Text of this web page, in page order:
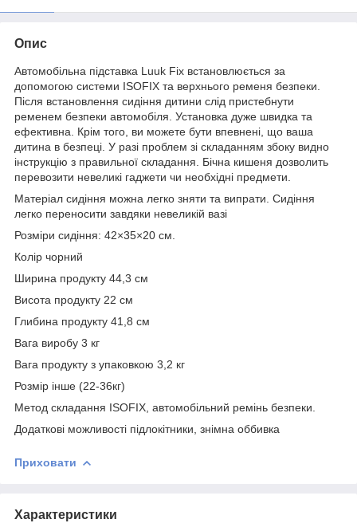
Опис
Автомобільна підставка Luuk Fix встановлюється за
допомогою системи ISOFIX та верхнього ременя безпеки.
Після встановлення сидіння дитини слід пристебнути
ременем безпеки автомобіля. Установка дуже швидка та
ефективна. Крім того, ви можете бути впевнені, що ваша
дитина в безпеці. У разі проблем зі складанням збоку видно
інструкцію з правильної складання. Бічна кишеня дозволить
перевозити невеликі гаджети чи необхідні предмети.
Матеріал сидіння можна легко зняти та випрати. Сидіння
легко переносити завдяки невеликій вазі
Розміри сидіння: 42×35×20 см.
Колір чорний
Ширина продукту 44,3 см
Висота продукту 22 см
Глибина продукту 41,8 см
Вага виробу 3 кг
Вага продукту з упаковкою 3,2 кг
Розмір інше (22-36кг)
Метод складання ISOFIX, автомобільний ремінь безпеки.
Додаткові можливості підлокітники, знімна оббивка
Приховати
Характеристики